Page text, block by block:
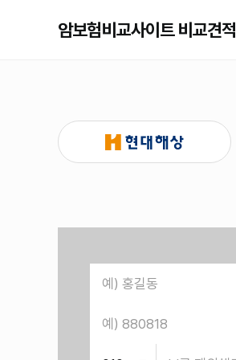
암보험비교사이트 비교견적